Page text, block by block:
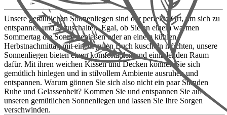
Unsere gemütlichen Sonnenliegen sind der perfekte Ort, um sich zu
entspannen und abzuschalten. Egal, ob Sie an einem warmen
Sommertag die Sonne genießen oder an einem kühlen
Herbstnachmittag mit einem guten Buch kuscheln möchten, unsere
Sonnenliegen bieten einen komfortablen und einladenden Raum
dafür. Mit ihren weichen Kissen und Decken können Sie sich
gemütlich hinlegen und in stilvollem Ambiente ausruhen und
entspannen. Warum gönnen Sie sich also nicht ein paar Stunden
Ruhe und Gelassenheit? Kommen Sie und entspannen Sie auf
unseren gemütlichen Sonnenliegen und lassen Sie Ihre Sorgen
verschwinden.